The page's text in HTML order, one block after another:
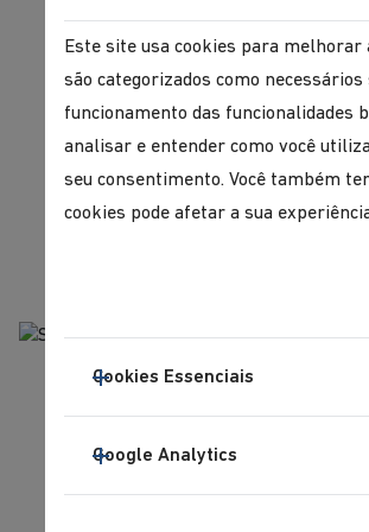
Este site usa cookies para melhorar
são categorizados como
funcionamento das funcionalidades
analisar e entender como você
seu consentimento. Você também
cookies pode afetar a sua
Cookies Essenciais
Google Analytics